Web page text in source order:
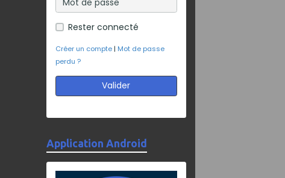
Rester connecté
Créer un compte| Mot de passe
perdu ?
Valider
Application Android